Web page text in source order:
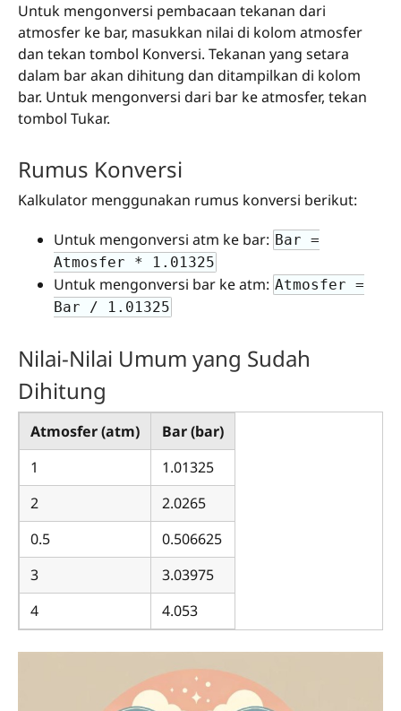
Untuk mengonversi pembacaan tekanan dari
atmosfer ke bar, masukkan nilai di kolom atmosfer
dan tekan tombol Konversi. Tekanan yang setara
dalam bar akan dihitung dan ditampilkan di kolom
bar. Untuk mengonversi dari bar ke atmosfer, tekan
tombol Tukar.
Rumus Konversi
Kalkulator menggunakan rumus konversi berikut:
Untuk mengonversi atm ke bar: Bar =
Atmosfer * 1.01325
Untuk mengonversi bar ke atm: Atmosfer =
Bar / 1.01325
Nilai-Nilai Umum yang Sudah
Dihitung
Atmosfer (atm)
Bar (bar)
1
1.01325
2
2.0265
0.5
0.506625
3
3.03975
4
4.053